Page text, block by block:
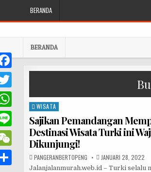
BERANDA
BERANDA
Posted in
WISATA
Sajikan Pemandangan
Destinasi Wisata Turki ini
Dikunjungi!
AUTHOR:
PANGERANBERTOPENG PUBLISHED DATE:
JANUARI 28, 2022
Jalanjalanmurah.web.id – Turki selalu